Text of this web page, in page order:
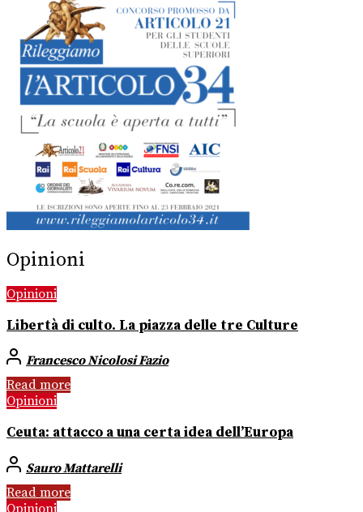
Opinioni
Opinioni
Libertà di culto. La piazza delle tre Culture
Francesco Nicolosi Fazio
Read more
Opinioni
Ceuta: attacco a una certa idea dell’Europa
Sauro Mattarelli
Read more
Opinioni